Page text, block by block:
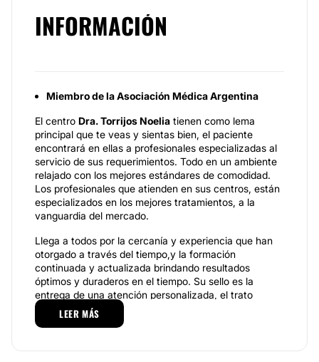
INFORMACIÓN
Miembro de la Asociación Médica Argentina
El centro Dra. Torrijos Noelia tienen como lema
principal que te veas y sientas bien, el paciente
encontrará en ellas a profesionales especializadas al
servicio de sus requerimientos. Todo en un ambiente
relajado con los mejores estándares de comodidad.
Los profesionales que atienden en sus centros, están
especializados en los mejores tratamientos, a la
vanguardia del mercado.
Llega a todos por la cercanía y experiencia que han
otorgado a través del tiempo,y la formación
continuada y actualizada brindando resultados
óptimos y duraderos en el tiempo. Su sello es la
entrega de una atención personalizada, el trato
cercano y amable a cada uno de sus pacientes,
entregando las mejores soluciones en belleza y salud.
LEER MÁS